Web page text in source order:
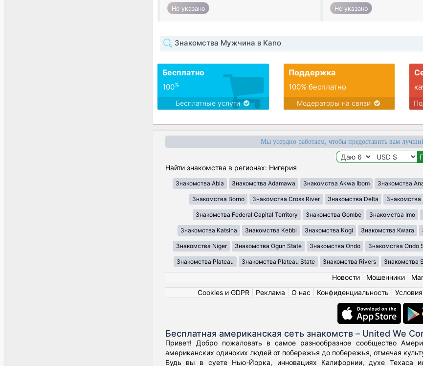
Не указано Не указано
Знакомства Мужчина в Kano
Бесплатно
100%
Бесплатные услуги
Поддержка
100% бесплатно
Модераторы на связи
Мы усердно работаем, чтобы предоставить вам
Найти знакомства в регионах: Нигерия
Знакомства Abia Знакомства Adamawa Знакомства Akwa Ibom Знакомства
Знакомства Borno Знакомства Cross River Знакомства Delta Знакомства
Знакомства Federal Capital Territory Знакомства Gombe Знакомства Imo
Знакомства Katsina Знакомства Kebbi Знакомства Kogi Знакомства Kwara
Знакомства Niger Знакомства Ogun State Знакомства Ondo Знакомства Ondo
Знакомства Plateau Знакомства Plateau State Знакомства Rivers Знакомства
Новости| Мошенники|
Cookies и GDPR
Реклама О нас Конфиденциальность
Бесплатная американская сеть знакомств – United We
Привет! Добро пожаловать в самое разнообразное сообщество
американских одиноких людей от побережья до побережья, отмечая
Будь вы в суете Нью-Йорка, инновациях Калифорнии, духе Техаса